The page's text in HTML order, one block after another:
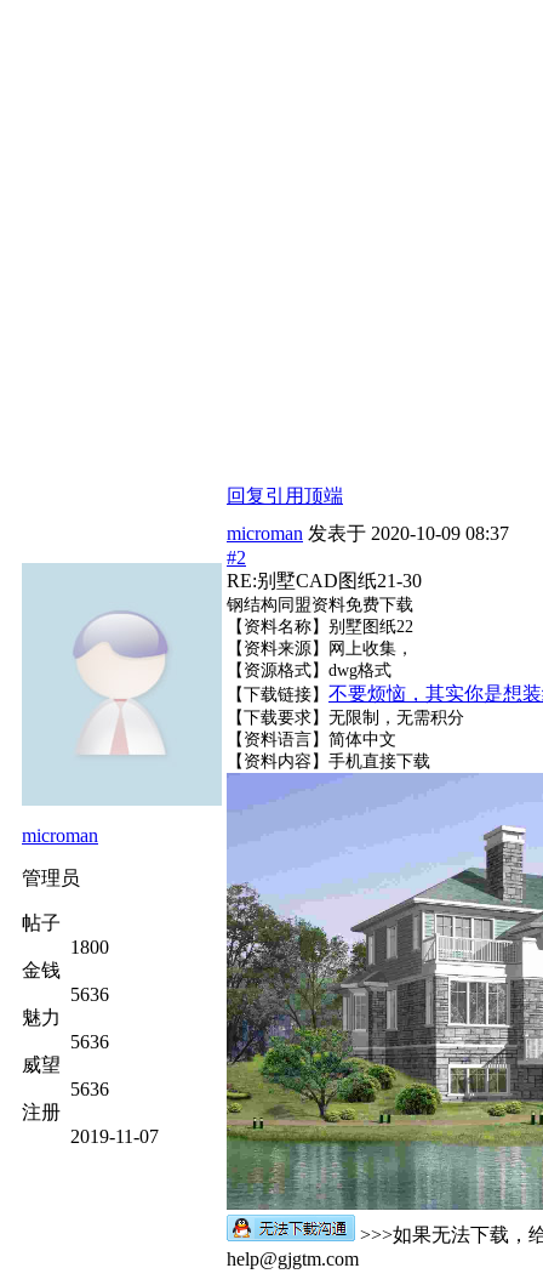
回复引用顶端
microman
管理员
帖子
1800
金钱
5636
魅力
5636
威望
5636
注册
2019-11-07
microman 发表于 2020-10-09 08:37
#2
RE:别墅CAD图纸21-30
钢结构同盟资料免费下载
【资料名称】别墅图纸22
【资料来源】网上收集，
【资源格式】dwg格式
【下载链接】 不要烦恼，其实你是想
【下载要求】无限制，无需积分
【资料语言】简体中文
【资料内容】 手机直接下载
>>>如果无法下载，
help@gjgtm.com